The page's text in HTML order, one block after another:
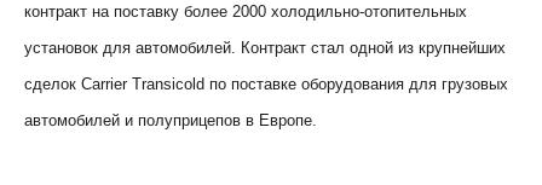
контракт на поставку более 2000 холодильно-отопительных
установок для автомобилей. Контракт стал одной из крупнейших
сделок Carrier Transicold по поставке оборудования для грузовых
автомобилей и полуприцепов в Европе.